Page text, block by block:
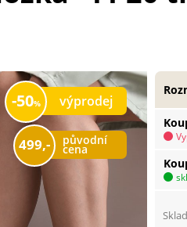
výprodej
50
původní
cena
499,-